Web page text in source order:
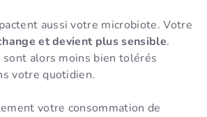
aussi votre microbiote. Votre
et devient plus sensible.
alors moins bien tolérés
votre quotidien.
votre consommation de